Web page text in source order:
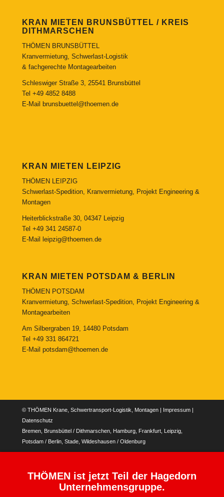
KRAN MIETEN BRUNSBÜTTEL / KREIS
DITHMARSCHEN
THÖMEN BRUNSBÜTTEL
Kranvermietung, Schwerlast-Logistik
& fachgerechte Montagearbeiten
Schleswiger Straße 3, 25541 Brunsbüttel
Tel +49 4852 8488
E-Mail
brunsbuettel@thoemen.de
KRAN MIETEN LEIPZIG
THÖMEN LEIPZIG
Schwerlast-Spedition, Kranvermietung, Projekt Engineering &
Montagen
Heiterblickstraße 30, 04347 Leipzig
Tel +49 341 24587-0
E-Mail
leipzig@thoemen.de
KRAN MIETEN POTSDAM & BERLIN
THÖMEN POTSDAM
Kranvermietung, Schwerlast-Spedition, Projekt Engineering &
Montagearbeiten
Am Silbergraben 19, 14480 Potsdam
Tel +49 331 864721
E-Mail potsdam@thoemen.de
© THÖMEN Krane, Schwertransport-Logistik, Montagen | Impressum|
Datenschutz
Bremen, Brunsbüttel / Dithmarschen, Hamburg, Frankfurt, Leipzig,
Potsdam / Berlin, Stade, Wildeshausen / Oldenburg
THÖMEN ist jetzt Teil der Hagedorn
Unternehmensgruppe.